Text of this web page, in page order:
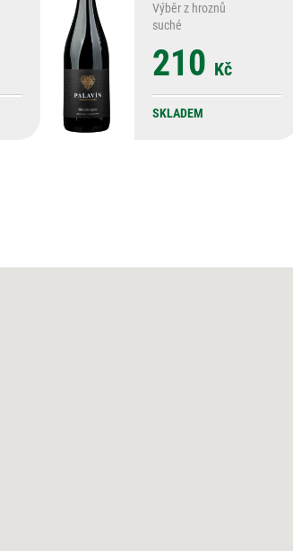
Výběr z hroznů
suché
210 Kč
SKLADEM